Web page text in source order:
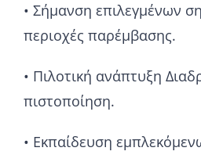
• Σήμανση επιλεγμένων
περιοχές παρέμβασης.
• Πιλοτική ανάπτυξη
πιστοποίηση.
• Εκπαίδευση